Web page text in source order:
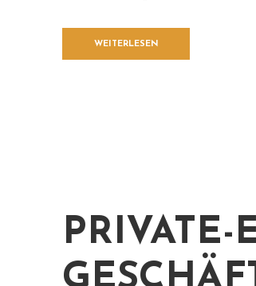
WEITERLESEN
PRIVATE-